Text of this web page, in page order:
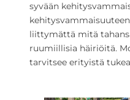
syvään
liittymättä mitä
ruumiillisia häiriöitä.
tarvitsee erityistä